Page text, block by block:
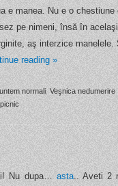
e manea. Nu e o
pe nimeni, însă în
aş interzice
reading»
normali, Veşnica nedumerire
picnic
Nu dupa…asta.. Aveti 2